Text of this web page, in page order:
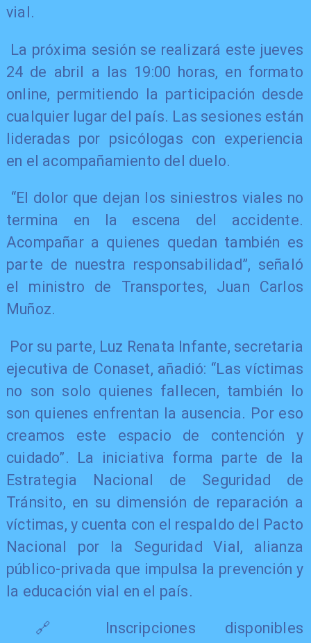
vial.
La próxima sesión se realizará este jueves
24 de abril a las 19:00 horas, en formato
online, permitiendo la participación desde
cualquier lugar del país. Las sesiones están
lideradas por psicólogas con experiencia
en el acompañamiento del duelo.
“El dolor que dejan los siniestros viales no
termina en la escena del accidente.
Acompañar a quienes quedan también es
parte de nuestra responsabilidad”, señaló
el ministro de Transportes, Juan Carlos
Muñoz.
Por su parte, Luz Renata Infante, secretaria
ejecutiva de Conaset, añadió: “Las víctimas
no son solo quienes fallecen, también lo
son quienes enfrentan la ausencia. Por eso
creamos este espacio de contención y
cuidado”. La iniciativa forma parte de la
Estrategia Nacional de Seguridad de
Tránsito, en su dimensión de reparación a
víctimas, y cuenta con el respaldo del Pacto
Nacional por la Seguridad Vial, alianza
público-privada que impulsa la prevención y
la educación vial en el país.
🔗 Inscripciones disponibles